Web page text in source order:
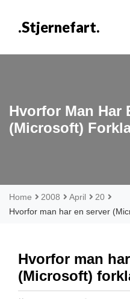
content.stjernefart.
Hvorfor Man Har
(Microsoft)
Home 2008 April
20
Hvorfor man har en server
Hvorfor man
(Microsoft)